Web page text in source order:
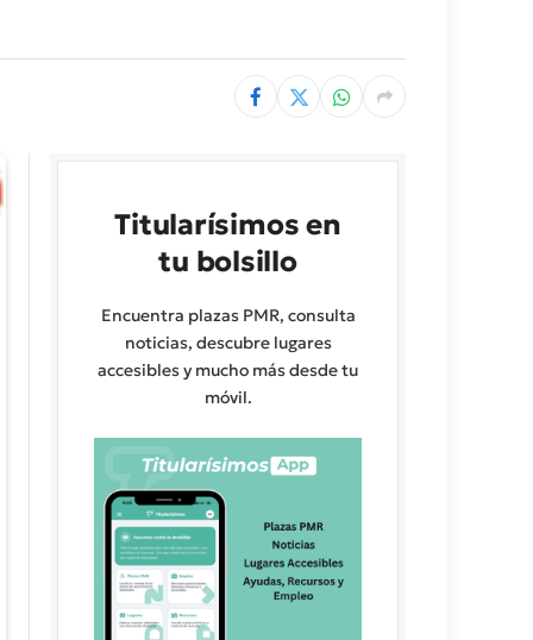
Titularísimos en
tu bolsillo
Encuentra plazas PMR, consulta
noticias, descubre lugares
accesibles y mucho más desde tu
móvil.